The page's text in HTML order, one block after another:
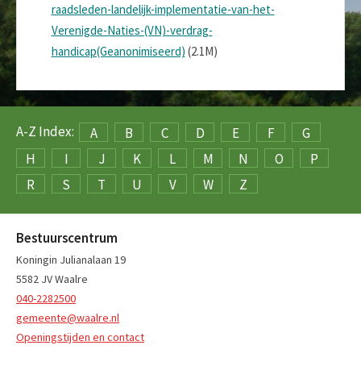
raadsleden-landelijk-implementatie-van-het-
Verenigde-Naties-(VN)-verdrag-
handicap(Geanonimiseerd) (2.1M)
A-Z Index: A B C D E F
G
H
I J K L M N O
P
R
S T U V W Z
Bestuurscentrum
Koningin Julianalaan 19
5582 JV Waalre
040-2282500
gemeente@waalre.nl
Openingstijden en contact